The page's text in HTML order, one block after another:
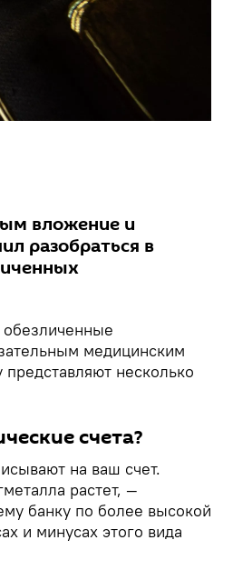
вложение и
разобраться в
медицинским
несколько
счета?
на ваш счет.
растет, —
банку по более высокой
и минусах этого вида